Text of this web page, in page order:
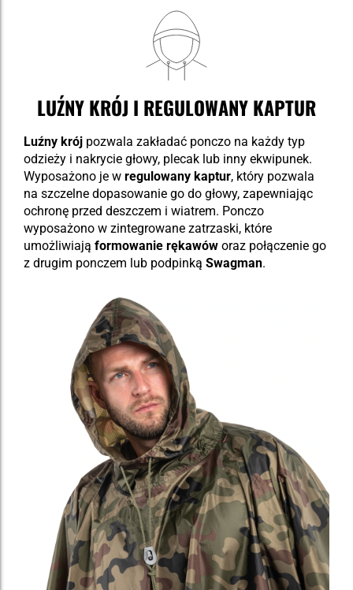
LUŹNY KRÓJ I REGULOWANY KAPTUR
Luźny krój pozwala zakładać ponczo na każdy typ
odzieży i nakrycie głowy, plecak lub inny ekwipunek.
Wyposażono je w regulowany kaptur, który pozwala
na szczelne dopasowanie go do głowy, zapewniając
ochronę przed deszczem i wiatrem. Ponczo
wyposażono w zintegrowane zatrzaski, które
umożliwiają formowanie rękawów oraz połączenie go
z drugim ponczem lub podpinką Swagman.